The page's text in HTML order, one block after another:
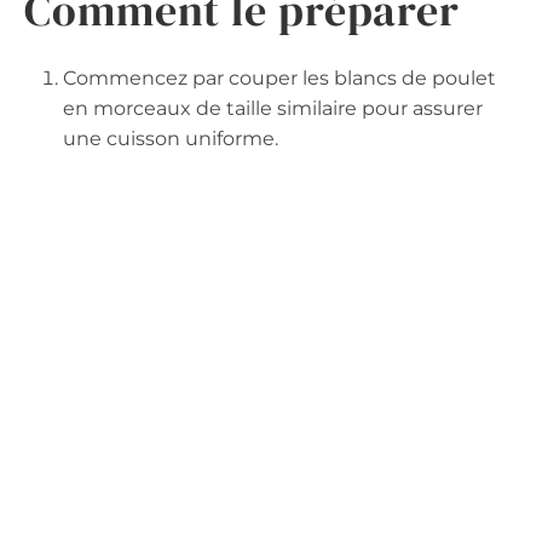
Commencez par couper les blancs de poulet
en morceaux de taille similaire pour assurer
une cuisson uniforme.